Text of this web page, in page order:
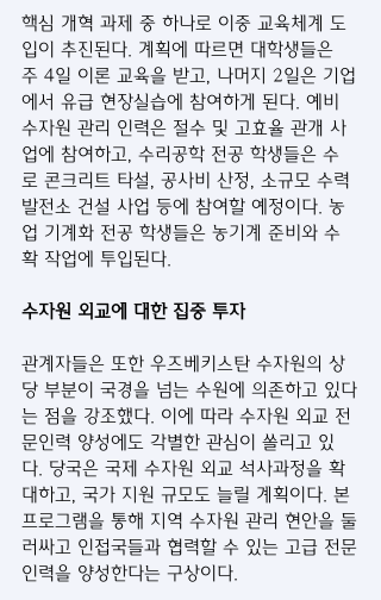
핵심 개혁 과제 중 하나로 이중 교육체계 도
입이 추진된다. 계획에 따르면 대학생들은
주 4일 이론 교육을 받고, 나머지 2일은 기업
에서 유급 현장실습에 참여하게 된다. 예비
수자원 관리 인력은 절수 및 고효율 관개 사
업에 참여하고, 수리공학 전공 학생들은 수
로 콘크리트 타설, 공사비 산정, 소규모 수력
발전소 건설 사업 등에 참여할 예정이다. 농
업 기계화 전공 학생들은 농기계 준비와 수
확 작업에 투입된다.
수자원 외교에 대한 집중 투자
관계자들은 또한 우즈베키스탄 수자원의 상
당 부분이 국경을 넘는 수원에 의존하고 있다
는 점을 강조했다. 이에 따라 수자원 외교 전
문인력 양성에도 각별한 관심이 쏠리고 있
다. 당국은 국제 수자원 외교 석사과정을 확
대하고, 국가 지원 규모도 늘릴 계획이다. 본
프로그램을 통해 지역 수자원 관리 현안을 둘
러싸고 인접국들과 협력할 수 있는 고급 전문
인력을 양성한다는 구상이다.